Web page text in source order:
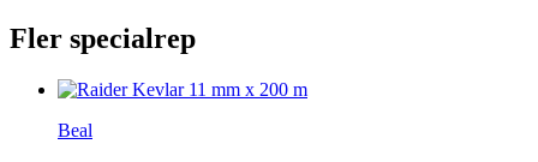
Fler specialrep
Beal